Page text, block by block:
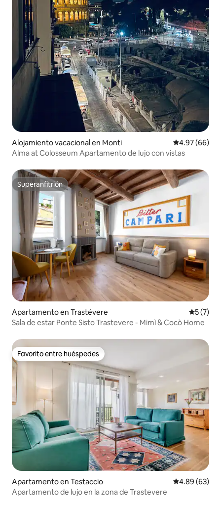
Alojamiento vacacional en Monti Calificación
4.97 (66)
Alma at Colosseum Apartamento de lujo con vistas
Superanfitrión
Superanfitrión
Apartamento en Trastévere
5 (7)
Sala de estar Ponte Sisto Trastevere - Mimì & Cocò Home
Favorito entre huéspedes
Favorito entre huéspedes
Apartamento en Testaccio Calificación
4.89 (63)
Apartamento de lujo en la zona de Trastevere